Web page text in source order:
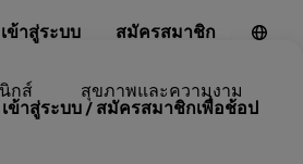
เข้าสู่ระบบ สมัครสมาชิก
กส์ สุขภาพและความงาม
เข้าสู่ระบบ / สมัครสมาชิกเพื่อช้อป